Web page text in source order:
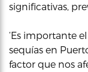
significativas,
‘Es importante
sequías en
factor que nos